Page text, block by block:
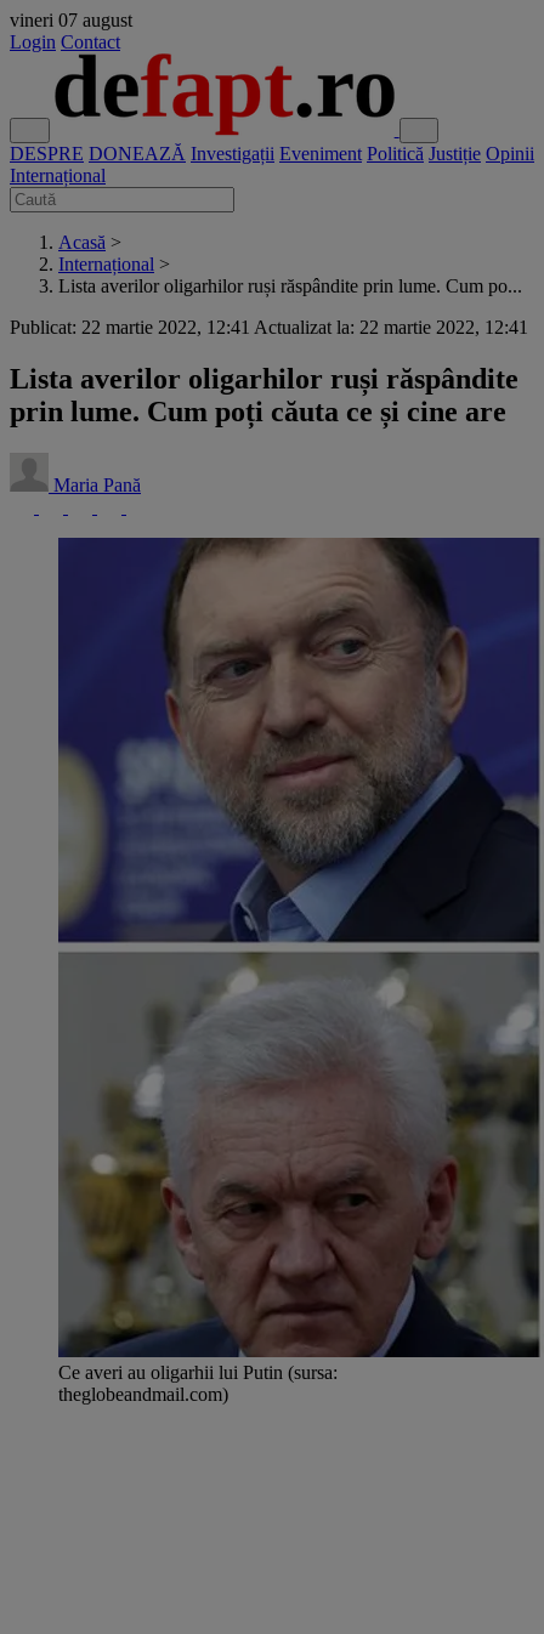
vineri 07 august
Login Contact
DESPRE DONEAZĂ Investigații Eveniment Politică Justiție Opinii
Internațional
Acasă >
Internațional >
Lista averilor oligarhilor ruși răspândite prin lume. Cum po...
Publicat: 22 martie 2022, 12:41 Actualizat la: 22 martie 2022, 12:41
Lista averilor oligarhilor ruși răspândite
prin lume. Cum poți căuta ce și cine are
Maria Pană
Ce averi au oligarhii lui Putin (sursa:
theglobeandmail.com)